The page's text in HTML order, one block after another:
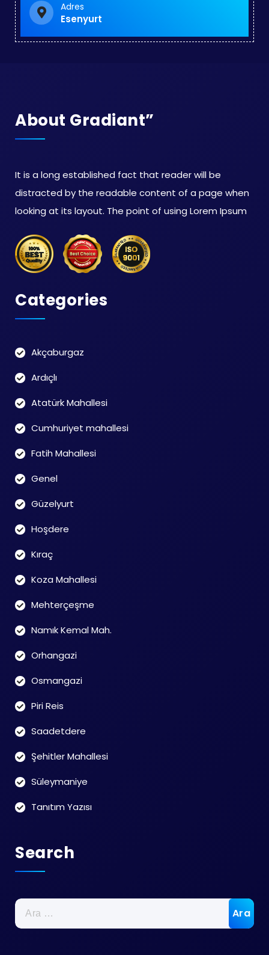
Adres
Esenyurt
About Gradiant”
It is a long established fact that reader will be
distracted by the readable content of a page when
looking at its layout. The point of using Lorem Ipsum
Categories
Akçaburgaz
Ardıçlı
Atatürk Mahallesi
Cumhuriyet mahallesi
Fatih Mahallesi
Genel
Güzelyurt
Hoşdere
Kıraç
Koza Mahallesi
Mehterçeşme
Namık Kemal Mah.
Orhangazi
Osmangazi
Piri Reis
Saadetdere
Şehitler Mahallesi
Süleymaniye
Tanıtım Yazısı
Search
Arama: